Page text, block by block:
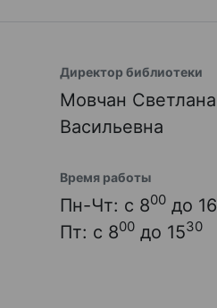
Директор библиотеки
Мовчан Светлана
Васильевна
Время работы
Пн-Чт: с 800 до 16
Пт: с 800 до 1530